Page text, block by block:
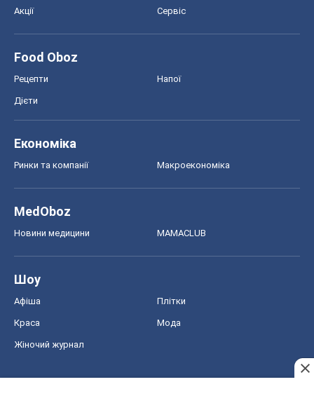
Акції Сервіс
Food Oboz
Рецепти Напої
Дієти
Економіка
Ринки та компанії Макроекономіка
MedOboz
Новини медицини MAMACLUB
Шоу
Афіша Плітки
Краса Мода
Жіночий журнал